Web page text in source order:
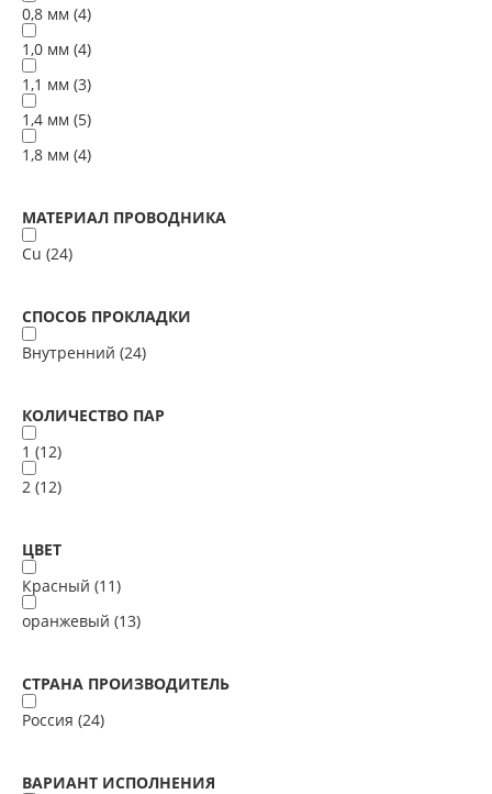
0,8 мм (4)
1,0 мм (4)
1,1 мм (3)
1,4 мм (5)
1,8 мм (4)
МАТЕРИАЛ ПРОВОДНИКА
Cu (24)
СПОСОБ ПРОКЛАДКИ
Внутренний (24)
КОЛИЧЕСТВО ПАР
1 (12)
2 (12)
ЦВЕТ
Красный (11)
оранжевый (13)
СТРАНА ПРОИЗВОДИТЕЛЬ
Россия (24)
ВАРИАНТ ИСПОЛНЕНИЯ